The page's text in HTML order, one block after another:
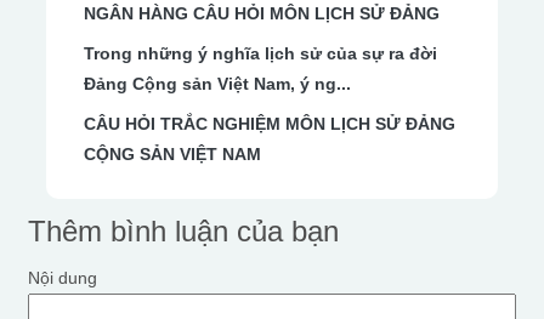
NGÂN HÀNG CÂU HỎI MÔN LỊCH SỬ ĐẢNG
Trong những ý nghĩa lịch sử của sự ra đời
Đảng Cộng sản Việt Nam, ý ng...
CÂU HỎI TRẮC NGHIỆM MÔN LỊCH SỬ ĐẢNG
CỘNG SẢN VIỆT NAM
Thêm bình luận của bạn
Nội dung